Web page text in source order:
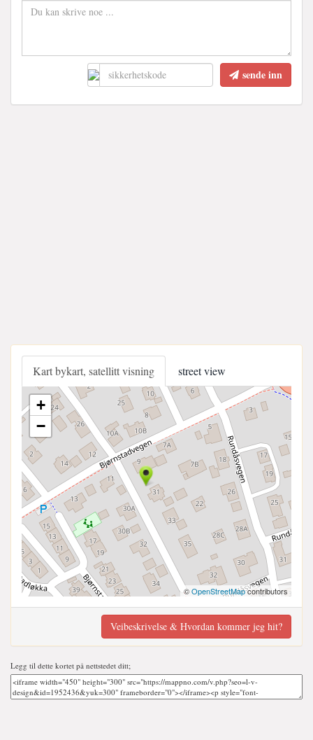
sende inn
Kart bykart, satellitt visning street view
+
−
©OpenStreetMapcontributors
Veibeskrivelse & Hvordan kommer jeg hit?
Legg til dette kortet på nettstedet ditt;